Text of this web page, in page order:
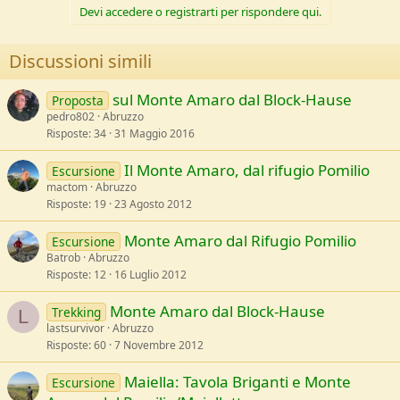
poi abbiamo affrontato i saliscendi dei Tre Portoni con sempre in
persona di troppo (d’altra parte inevitabile in una giornata così
spettacolare), ci siamo goduti il panorama e sorpresi per avercela
fatta. La strada del ritorno, identica all’andata, ci ha ricondotto alla
macchina giusto al tramonto e in tempo per la ricerca della meritata
cena a base di funghi e arrosticini di fegato in una trattoria di
Lettomanoppello.
Devi accedere o registrarti per rispondere qui.
Discussioni simili
Proposta sul Monte Amaro dal Block-Hause
pedro802 Abruzzo
Risposte 34 31 Maggio 2016
Escursione Il Monte Amaro, dal rifugio Pomilio
mactom Abruzzo
Risposte 19 23 Agosto 2012
Escursione Monte Amaro dal Rifugio Pomilio
Batrob Abruzzo
Risposte 12 16 Luglio 2012
L Trekking Monte Amaro dal Block-Hause
lastsurvivor Abruzzo
Risposte 60 7 Novembre 2012
Escursione
Maiella: Tavola Briganti e Monte